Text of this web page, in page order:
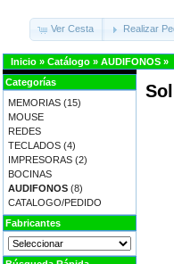
Ver Cesta Realizar
Inicio » Catálogo » AUDIFONOS »
Categorías
MEMORIAS (15)
MOUSE
REDES
TECLADOS (4)
IMPRESORAS (2)
BOCINAS
AUDIFONOS (8)
CATALOGO/PEDIDO
Fabricantes